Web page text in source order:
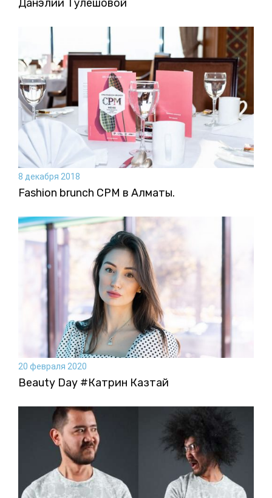
Данэлии Тулешовой
8 декабря 2018
Fashion brunch CPM в Алматы.
20 февраля 2020
Beauty Day #Катрин Казтай